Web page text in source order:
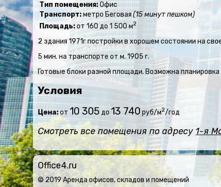
Тип помещения:Офис
Транспорт:метро Беговая(15 минут пешком)
Площадь:от 160 до 1 500 м2
2 здания 1971г постройки в хорошем состоянии на
5 мин. на транспорте от м. 1905 г.
Готовые блоки разной площади. Возможна
Условия
Цена:от10 305 до13 740 руб/м2/год
Смотреть все помещения по адресу 1-я
Office4.ru
© 2019 Аренда офисов, складов и помещений